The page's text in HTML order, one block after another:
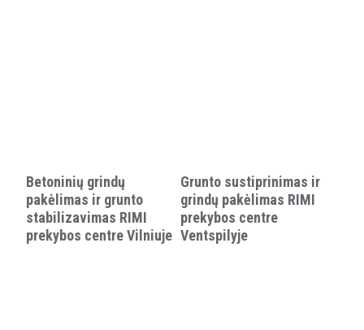
Betoninių grindų
pakėlimas ir grunto
stabilizavimas RIMI
prekybos centre Vilniuje
Grunto sustiprinimas ir
grindų pakėlimas RIMI
prekybos centre
Ventspilyje